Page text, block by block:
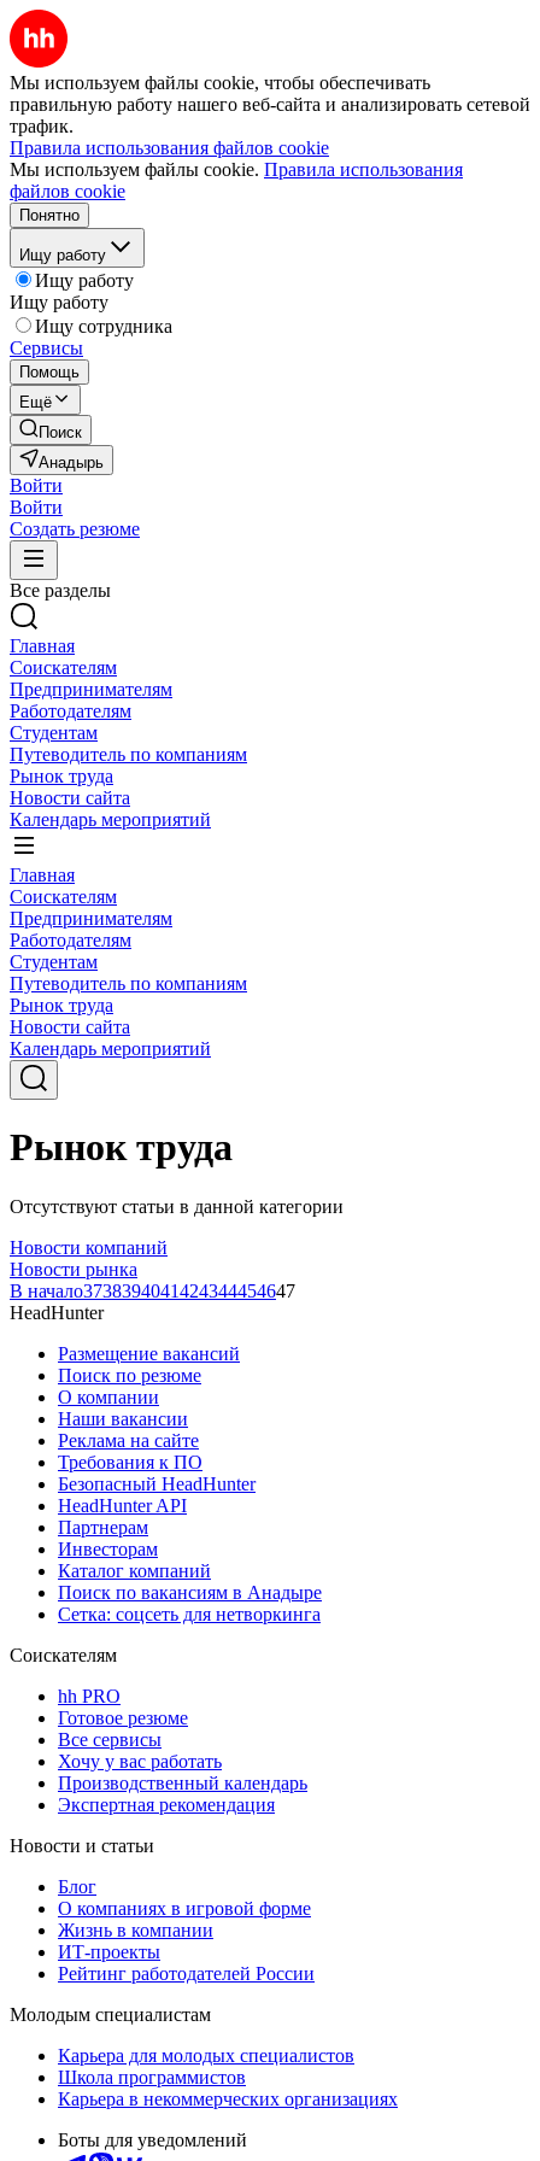
Мы используем файлы cookie, чтобы обеспечивать
правильную работу нашего веб-сайта и анализировать сетевой
трафик.
Правила использования файлов cookie
Мы используем файлы cookie. Правила использования
файлов cookie
Понятно
Ищу работу
Ищу работу
Ищу работу
Ищу сотрудника
Сервисы
Помощь
Ещё
Поиск
Анадырь
Войти
Войти
Создать резюме
Все разделы
Главная
Соискателям
Предпринимателям
Работодателям
Студентам
Путеводитель по компаниям
Рынок труда
Новости сайта
Календарь мероприятий
Главная
Соискателям
Предпринимателям
Работодателям
Студентам
Путеводитель по компаниям
Рынок труда
Новости сайта
Календарь мероприятий
Рынок труда
Отсутствуют статьи в данной категории
Новости компаний
Новости рынка
В начало3738394041424344454647
HeadHunter
Размещение вакансий
Поиск по резюме
О компании
Наши вакансии
Реклама на сайте
Требования к ПО
Безопасный HeadHunter
HeadHunter API
Партнерам
Инвесторам
Каталог компаний
Поиск по вакансиям в Анадыре
Сетка: соцсеть для нетворкинга
Соискателям
hh PRO
Готовое резюме
Все сервисы
Хочу у вас работать
Производственный календарь
Экспертная рекомендация
Новости и статьи
Блог
О компаниях в игровой форме
Жизнь в компании
ИТ-проекты
Рейтинг работодателей России
Молодым специалистам
Карьера для молодых специалистов
Школа программистов
Карьера в некоммерческих организациях
Боты для уведомлений